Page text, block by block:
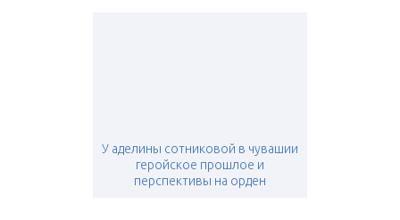
У аделины сотниковой в чувашии
геройское прошлое и
перспективы на орден